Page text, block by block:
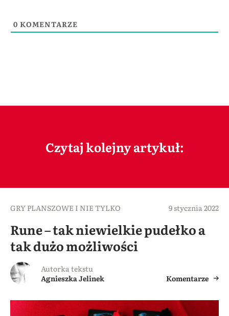
0 KOMENTARZE
Czytaj kolejny artykuł:
GRY PLANSZOWE I NIE TYLKO 9 stycznia 2022
Rune – tak niewielkie pudełko a
tak dużo możliwości
Autorka tekstu
Agnieszka Jelinek
Komentarze